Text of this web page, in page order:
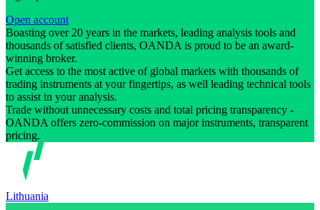
Open account
Boasting over 20 years in the markets, leading analysis tools and
thousands of satisfied clients, OANDA is proud to be an award-
winning broker.
Get access to the most active of global markets with thousands of
trading instruments at your fingertips, as well leading technical tools
to assist in your analysis.
Trade without unnecessary costs and total pricing transparency -
OANDA offers zero-commission on major instruments, transparent
pricing.
Lithuania